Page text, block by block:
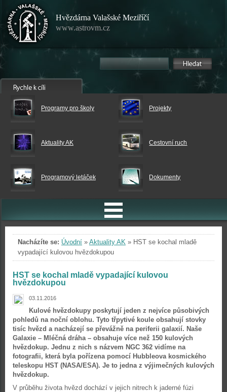
Hvězdárna Valašské Meziříčí
www.astrovm.cz
Programy pro školy Projekty
Aktuality AK Cestovní ruch
Programový letáček Dokumenty
Nacházíte se: Úvodní » Aktuality AK » HST se kochal mladě
vypadající kulovou hvězdokupou
HST se kochal mladě vypadající kulovou
hvězdokupou
03.11.2016
Kulové hvězdokupy poskytují jeden z nejvíce působivých
pohledů na noční oblohu. Tyto třpytivé koule obsahují stovky
tisíc hvězd a nacházejí se převážně na periferii galaxií. Naše
Galaxie – Mléčná dráha – obsahuje více než 150 kulových
hvězdokup. Jednu z nich s názvem NGC 362 vidíme na
fotografii, která byla pořízena pomocí Hubbleova kosmického
teleskopu HST (NASA/ESA). Je to jedna z výjimečných kulových
hvězdokup.
V průběhu života hvězd dochází v jejich nitrech k jaderné fúzi